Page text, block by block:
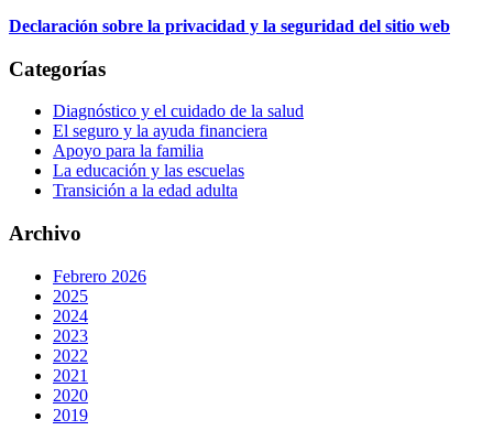
Declaración sobre la privacidad y la seguridad del sitio web
Categorías
Diagnóstico y el cuidado de la salud
El seguro y la ayuda financiera
Apoyo para la familia
La educación y las escuelas
Transición a la edad adulta
Archivo
Febrero 2026
2025
2024
2023
2022
2021
2020
2019